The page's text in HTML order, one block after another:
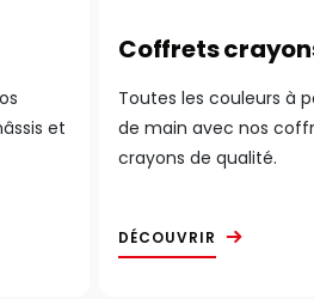
et
Coffrets
Toutes les couleurs à
de main avec nos
crayons de qualité.
DÉCOUVRIR